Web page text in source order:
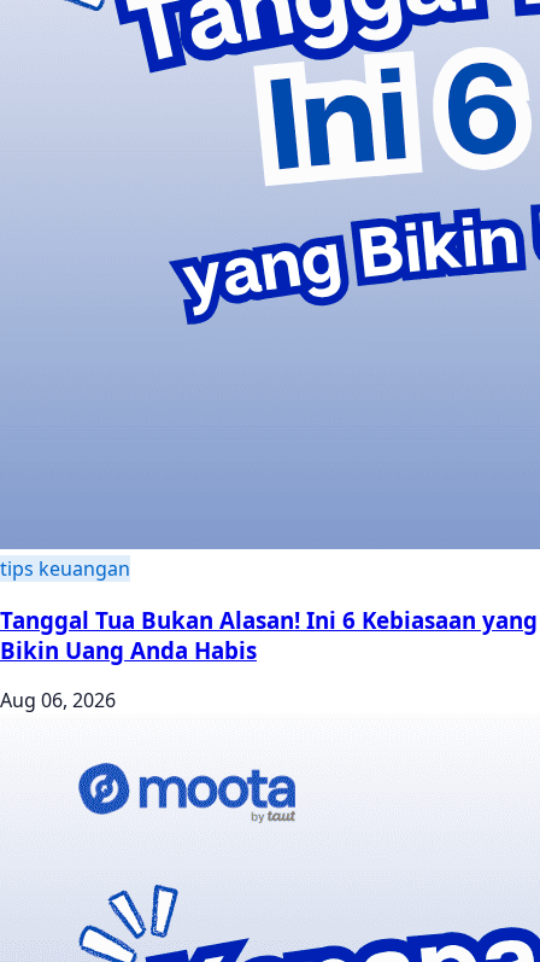
tips keuangan
Tanggal Tua Bukan Alasan! Ini 6 Kebiasaan yang
Bikin Uang Anda Habis
Aug 06, 2026